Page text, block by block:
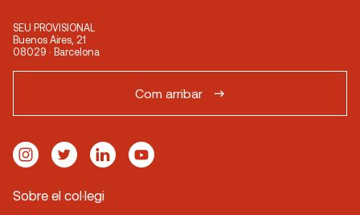
SEU PROVISIONAL
Buenos Aires, 21
08029 · Barcelona
Com arribar
Sobre el col·legi